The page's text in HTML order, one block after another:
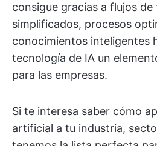
consigue gracias a flujos de
simplificados, procesos
conocimientos inteligentes
tecnología de IA un
para las empresas.
Si te interesa saber cómo
artificial a tu industria,